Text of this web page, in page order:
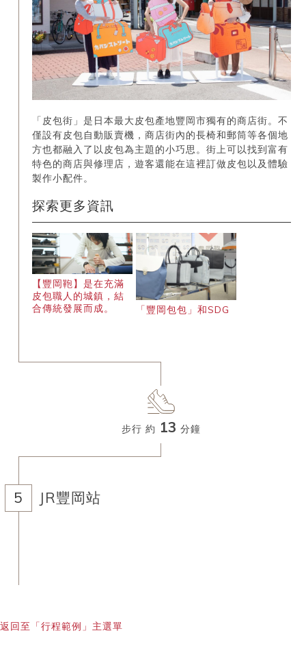
「皮包街」是日本最大皮包產地豐岡市獨有的商店街。不
僅設有皮包自動販賣機，商店街內的長椅和郵筒等各個地
方也都融入了以皮包為主題的小巧思。街上可以找到富有
特色的商店與修理店，遊客還能在這裡訂做皮包以及體驗
製作小配件。
探索更多資訊
【豐岡鞄】是在充滿
皮包職人的城鎮，結
合傳統發展而成。
「豐岡包包」和SDG
步行 約 13 分鐘
JR豐岡站
返回至「行程範例」主選單